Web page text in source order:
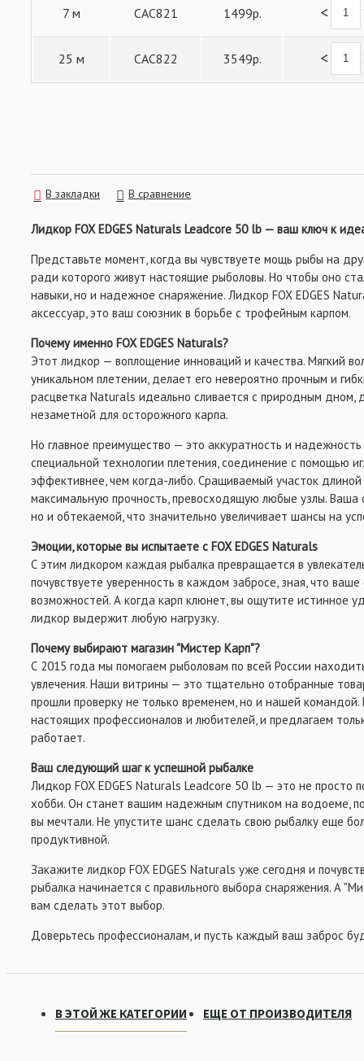
7 м CAC821 1499р. <
25 м CAC822 3549р. <
В закладки В сравнение
Лидкор FOX EDGES Naturals Leadcore 50 lb — ваш ключ к
Представьте момент, когда вы чувствуете мощь рыбы на
ради которого живут настоящие рыболовы. Но чтобы оно
навыки, но и надежное снаряжение. Лидкор FOX EDGES
аксессуар, это ваш союзник в борьбе с трофейным карпом.
Почему именно FOX EDGES Naturals?
Этот лидкор — воплощение инноваций и качества. Мягкий
уникальном плетении, делает его невероятно прочным и
расцветка Naturals идеально сливается с природным дном,
незаметной для осторожного карпа.
Но главное преимущество — это аккуратность и
специальной технологии плетения, соединение с помощью
эффективнее, чем когда-либо. Сращиваемый участок длиной
максимальную прочность, превосходящую любые узлы. Ваша
но и обтекаемой, что значительно увеличивает шансы на
Эмоции, которые вы испытаете с FOX EDGES Naturals
С этим лидкором каждая рыбалка превращается в
почувствуете уверенность в каждом забросе, зная, что
возможностей. А когда карп клюнет, вы ощутите истинное
лидкор выдержит любую нагрузку.
Почему выбирают магазин "Мистер Карп"?
С 2015 года мы помогаем рыболовам по всей России
увлечения. Наши витрины — это тщательно отобранные
прошли проверку не только временем, но и нашей
настоящих профессионалов и любителей, и предлагаем
работает.
Ваш следующий шаг к успешной рыбалке
Лидкор FOX EDGES Naturals Leadcore 50 lb — это не просто
хобби. Он станет вашим надежным спутником на водоеме,
вы мечтали. Не упустите шанс сделать свою рыбалку еще
продуктивной.
Закажите лидкор FOX EDGES Naturals уже сегодня и
рыбалка начинается с правильного выбора снаряжения. А
вам сделать этот выбор.
Доверьтесь профессионалам, и пусть каждый ваш заброс
В ЭТОЙ ЖЕ КАТЕГОРИИ ЕЩЕ ОТ ПРОИЗВОДИТЕЛЯ